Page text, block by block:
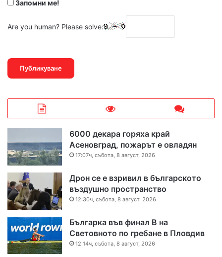
Запомни ме!
Are you human? Please solve:
6000 декара горяха край
Асеновград, пожарът е овладян
17:07ч, събота, 8 август, 2026
Дрон се е взривил в българското
въздушно пространство
12:30ч, събота, 8 август, 2026
Българка във финал B на
Световното по гребане в Пловдив
12:14ч, събота, 8 август, 2026